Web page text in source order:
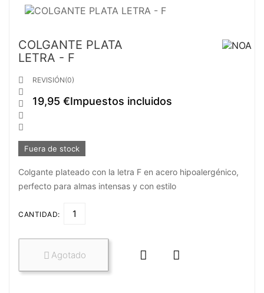
COLGANTE PLATA
LETRA - F





REVISIÓN(0)
19,95 €Impuestos incluidos
Fuera de stock
Colgante plateado con la letra F en acero hipoalergénico,
perfecto para almas intensas y con estilo
CANTIDAD:
 Agotado  